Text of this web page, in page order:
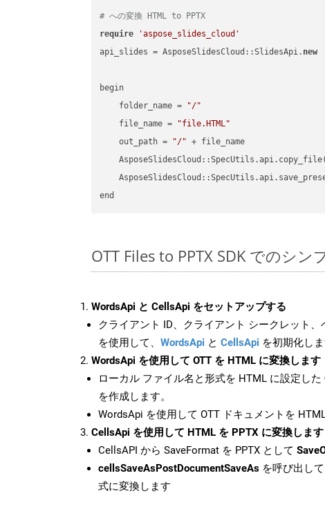
# への変換 HTML to PPTX
require
'aspose_slides_cloud'
api_slides = AsposeSlidesCloud::SlidesApi. new
begin
    folder_name =
"/"
    file_name =
"file.HTML"
    out_path =
"/" + file_name
    AsposeSlidesCloud::SpecUtils.api.copy_file(
OTT Files to PPTX SDK でのシン
WordsApi と CellsApi をセットアップする
クライアント ID、クライアント シークレット、
を使用して、 WordsApi と CellsApi を初期化し
WordsApi を使用して OTT を HTML に変換します
ローカル ファイル名と形式を HTML に設定した
を作成します。
WordsApi を使用して OTT ドキュメントを
CellsApi を使用して HTML を PPTX に変換します
CellsAPI から SaveFormat を PPTX として
cellsSaveAsPostDocumentSaveAs を呼び出し
式に変換します